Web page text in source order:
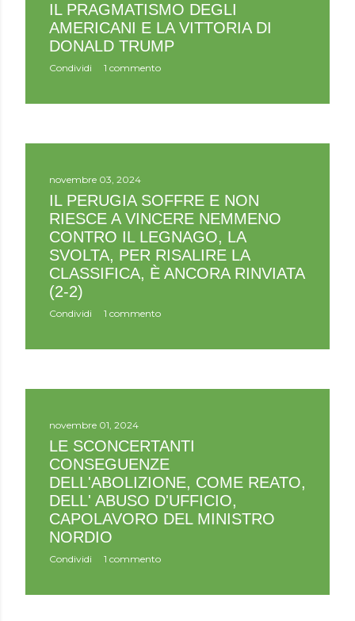
IL PRAGMATISMO DEGLI
AMERICANI E LA VITTORIA DI
DONALD TRUMP
Condividi 1 commento
novembre 03, 2024
IL PERUGIA SOFFRE E NON
RIESCE A VINCERE NEMMENO
CONTRO IL LEGNAGO, LA
SVOLTA, PER RISALIRE LA
CLASSIFICA, È ANCORA RINVIATA
(2-2)
Condividi 1 commento
novembre 01, 2024
LE SCONCERTANTI
CONSEGUENZE
DELL'ABOLIZIONE, COME REATO,
DELL' ABUSO D'UFFICIO,
CAPOLAVORO DEL MINISTRO
NORDIO
Condividi 1 commento